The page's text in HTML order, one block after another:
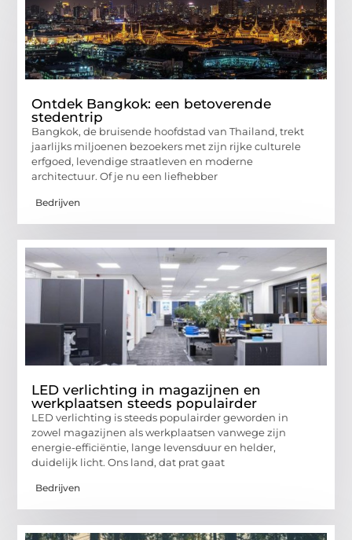
Ontdek Bangkok: een betoverende
stedentrip
Bangkok, de bruisende hoofdstad van Thailand, trekt
jaarlijks miljoenen bezoekers met zijn rijke culturele
erfgoed, levendige straatleven en moderne
architectuur. Of je nu een liefhebber
Bedrijven
LED verlichting in magazijnen en
werkplaatsen steeds populairder
LED verlichting is steeds populairder geworden in
zowel magazijnen als werkplaatsen vanwege zijn
energie-efficiëntie, lange levensduur en helder,
duidelijk licht. Ons land, dat prat gaat
Bedrijven